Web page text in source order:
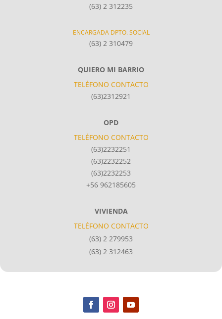
(63) 2 312235
ENCARGADA DPTO. SOCIAL
(63) 2 310479
QUIERO MI BARRIO
TELÉFONO CONTACTO
(63)2312921
OPD
TELÉFONO CONTACTO
(63)2232251
(63)2232252
(63)2232253
+56 962185605
VIVIENDA
TELÉFONO CONTACTO
(63) 2 279953
(63) 2 312463